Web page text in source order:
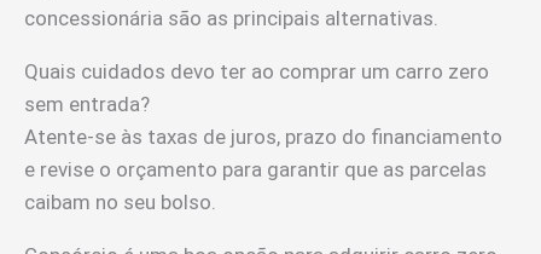
concessionária são as principais alternativas.
Quais cuidados devo ter ao comprar um carro zero
sem entrada?
Atente-se às taxas de juros, prazo do financiamento
e revise o orçamento para garantir que as parcelas
caibam no seu bolso.